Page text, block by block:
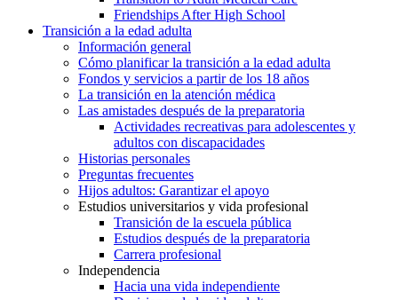
Friendships After High School
Transición a la edad adulta
Información general
Cómo planificar la transición a la edad adulta
Fondos y servicios a partir de los 18 años
La transición en la atención médica
Las amistades después de la preparatoria
Actividades recreativas para adolescentes y
adultos con discapacidades
Historias personales
Preguntas frecuentes
Hijos adultos: Garantizar el apoyo
Estudios universitarios y vida profesional
Transición de la escuela pública
Estudios después de la preparatoria
Carrera profesional
Independencia
Hacia una vida independiente